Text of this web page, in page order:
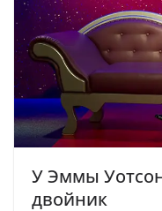
У Эммы
двойник